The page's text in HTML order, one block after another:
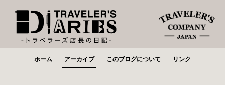
ホーム アーカイブ このブログについて リンク